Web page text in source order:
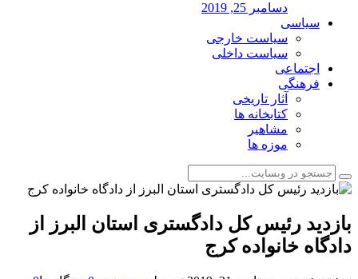
دسامبر 25, 2019
سیاسی
سیاست خارجی
سیاست داخلی
اجتماعی
فرهنگی
آثار تاریخی
کتابخانه ها
مشاهیر
موزه ها
بازدید رئیس کل دادگستری استان البرز از
دادگاه خانواده کرج